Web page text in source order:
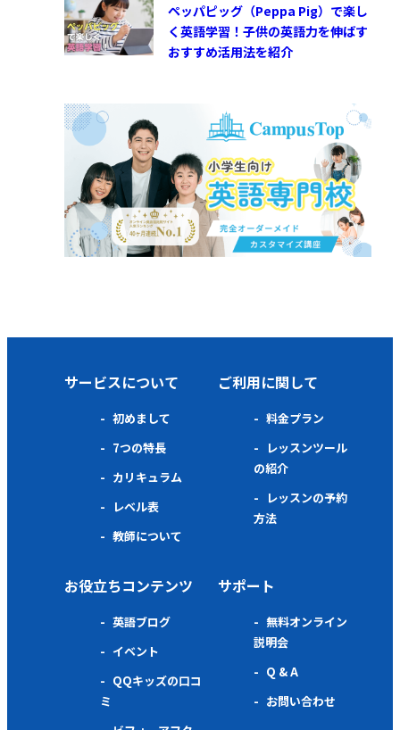
ペッパピッグ（Peppa Pig）で楽し
く英語学習！子供の英語力を伸ばす
おすすめ活用法を紹介
サービスについて
初めまして
7つの特長
カリキュラム
レベル表
教師について
ご利用に関して
料金プラン
レッスンツール
の紹介
レッスンの予約
方法
お役立ちコンテンツ
英語ブログ
イベント
QQキッズの口コ
ミ
サポート
無料オンライン
説明会
Q & A
お問い合わせ